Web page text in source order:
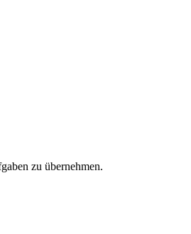
zu übernehmen.